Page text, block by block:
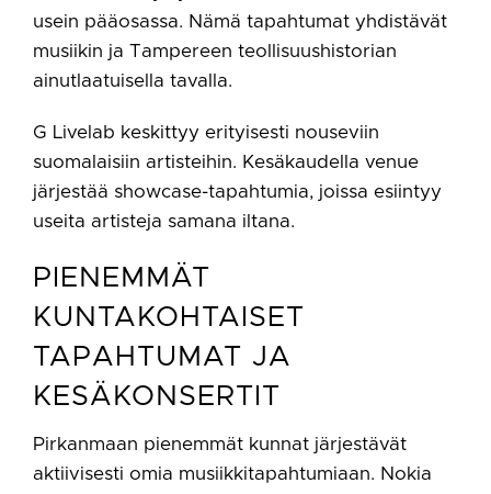
usein pääosassa. Nämä tapahtumat yhdistävät
musiikin ja Tampereen teollisuushistorian
ainutlaatuisella tavalla.
G Livelab keskittyy erityisesti nouseviin
suomalaisiin artisteihin. Kesäkaudella venue
järjestää showcase-tapahtumia, joissa esiintyy
useita artisteja samana iltana.
PIENEMMÄT
KUNTAKOHTAISET
TAPAHTUMAT JA
KESÄKONSERTIT
Pirkanmaan pienemmät kunnat järjestävät
aktiivisesti omia musiikkitapahtumiaan. Nokia